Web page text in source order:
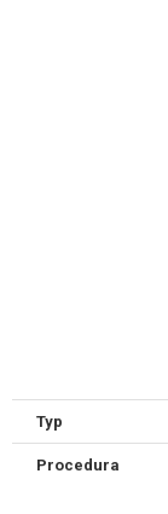
Typ
Procedura